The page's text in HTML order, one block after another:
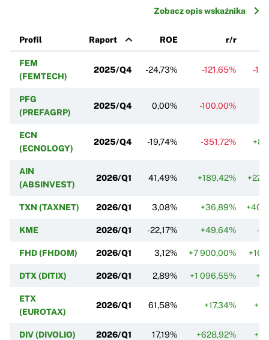
Zobacz opis wskaźnika
Profil Raport ROE r/r
FEM
(FEMTECH)
2025/Q4 -24,73% -121,65% -
PFG
(PREFAGRP)
2025/Q4 0,00% -100,00%
ECN
(ECNOLOGY)
2025/Q4 -19,74% -351,72%
AIN
(ABSINVEST)
2026/Q1 41,49% +189,42%
TXN (TAXNET) 2026/Q1 3,08% +36,89%
KME 2026/Q1 -22,17% +49,64% -
FHD (FHDOM) 2026/Q1 3,12% +7 900,00%
DTX (DITIX) 2026/Q1 2,89% +1 096,55%
ETX
(EUROTAX)
2026/Q1 61,58% +17,34%
DIV (DIVOLIO) 2026/Q1 17,19% +628,92%